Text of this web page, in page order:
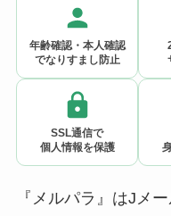
年齢確認・本人確認
でなりすまし防止
SSL通信で
個人情報を保護
『メルパラ』はJメ